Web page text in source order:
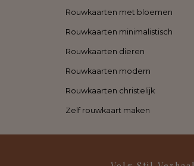
Rouwkaarten met bloemen
Rouwkaarten minimalistisch
Rouwkaarten dieren
Rouwkaarten modern
Rouwkaarten christelijk
Zelf rouwkaart maken